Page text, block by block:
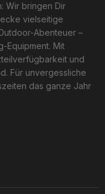
Wir bringen Dir
vielseitige
Abenteuer –
Equipment. Mit
und
Für unvergessliche
das ganze Jahr